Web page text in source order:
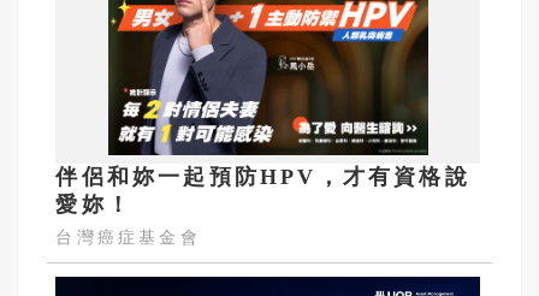
伴侶和妳一起預防HPV，才有資格說
愛妳！
台灣癌症基金會